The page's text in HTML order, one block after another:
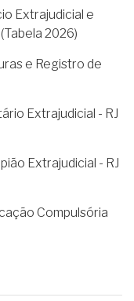
Extrajudicial e
2026)
e Registro de
Extrajudicial - RJ
Extrajudicial - RJ
Compulsória